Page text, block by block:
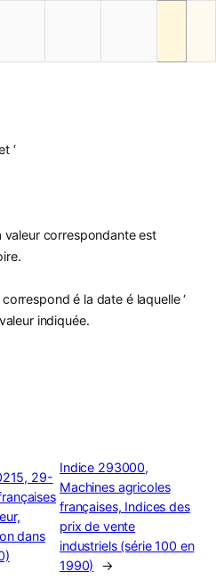
‘
valeur correspondante est
é la date é laquelle ‘
indiquée.
29-
dans
Indice 293000,
Machines agricoles
françaises, Indices des
prix de vente
industriels (série 100 en
1990)
→